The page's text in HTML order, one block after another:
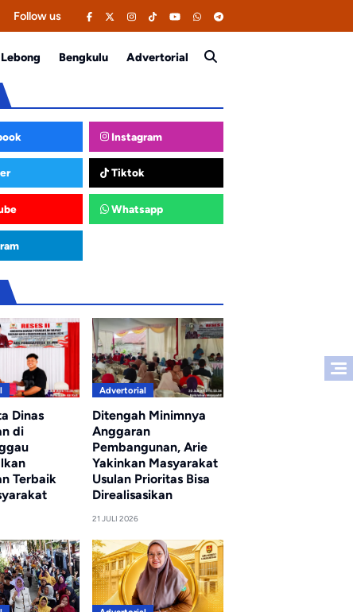
Follow us
Bengkulu Advertorial
Instagram
Tiktok
Whatsapp
Dinas
di
Terbaik
Advertorial
Ditengah Minimnya
Anggaran
Pembangunan, Arie
Yakinkan Masyarakat
Usulan Prioritas Bisa
Direalisasikan
21 JULI 2026